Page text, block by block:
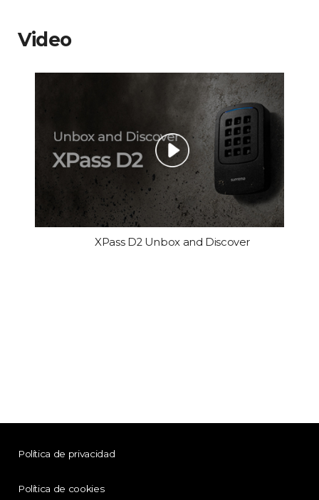
Video
XPass D2 Unbox and Discover
Política de privacidad
Política de cookies